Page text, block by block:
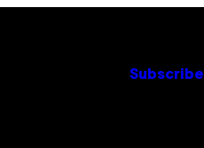
Subscribe